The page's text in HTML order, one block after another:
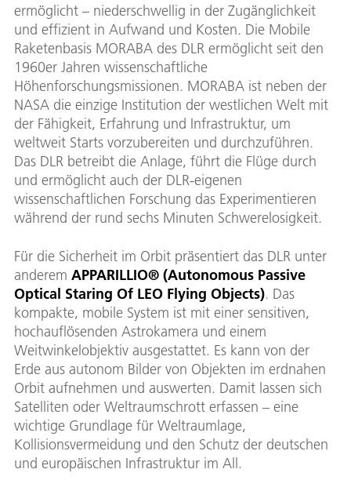
ermöglicht – niederschwellig in der Zugänglichkeit
und effizient in Aufwand und Kosten. Die Mobile
Raketenbasis MORABA des DLR ermöglicht seit den
1960er Jahren wissenschaftliche
Höhenforschungsmissionen. MORABA ist neben der
NASA die einzige Institution der westlichen Welt mit
der Fähigkeit, Erfahrung und Infrastruktur, um
weltweit Starts vorzubereiten und durchzuführen.
Das DLR betreibt die Anlage, führt die Flüge durch
und ermöglicht auch der DLR-eigenen
wissenschaftlichen Forschung das Experimentieren
während der rund sechs Minuten Schwerelosigkeit.
Für die Sicherheit im Orbit präsentiert das DLR unter
anderem APPARILLIO® (Autonomous Passive
Optical Staring Of LEO Flying Objects). Das
kompakte, mobile System ist mit einer sensitiven,
hochauflösenden Astrokamera und einem
Weitwinkelobjektiv ausgestattet. Es kann von der
Erde aus autonom Bilder von Objekten im erdnahen
Orbit aufnehmen und auswerten. Damit lassen sich
Satelliten oder Weltraumschrott erfassen – eine
wichtige Grundlage für Weltraumlage,
Kollisionsvermeidung und den Schutz der deutschen
und europäischen Infrastruktur im All.